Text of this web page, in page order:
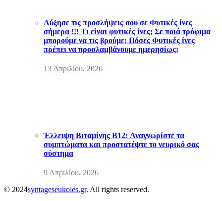
Αύξησε τις προσλήψεις σου σε Φυτικές ίνες
σήμερα !!! Τι είναι φυτικές ίνες; Σε ποιά τρόφιμα
μπορούμε να τις βρούμε; Πόσες Φυτικές ίνες
πρέπει να προσλαμβάνουμε ημερησίως;
13 Απριλίου, 2026
Έλλειψη Βιταμίνης B12: Αναγνωρίστε τα
συμπτώματα και προστατέψτε το νευρικό σας
σύστημα
9 Απριλίου, 2026
© 2024syntageseukoles.gr. All rights reserved.